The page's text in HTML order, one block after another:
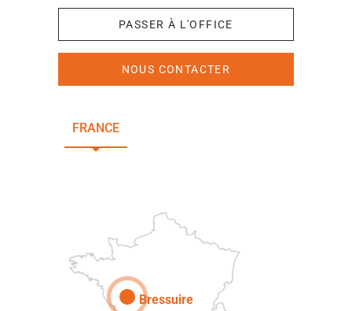
PASSER À L'OFFICE
NOUS CONTACTER
FRANCE
Bressuire